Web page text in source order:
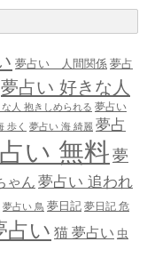
夢占い 人間関係 夢占
夢占い 好きな人
人 抱きしめられる 夢占い
歩く 夢占い 海 綺麗 夢占
い 無料 夢
ゃん 夢占い 追われ
夢占い 鳥 夢日記 夢日記 危
占い 猫 夢占い 虫